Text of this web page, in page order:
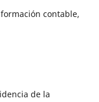
contable,
de la